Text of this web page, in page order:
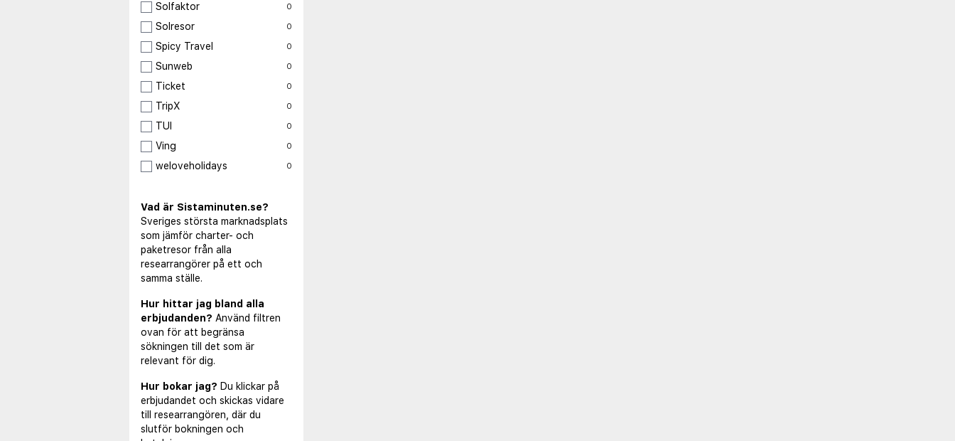
Solfaktor 0
Solresor 0
Spicy Travel 0
Sunweb 0
Ticket 0
TripX 0
TUI 0
Ving 0
weloveholidays 0
Vad är Sistaminuten.se?
Sveriges största marknadsplats
som jämför charter- och
paketresor från alla
researrangörer på ett och
samma ställe.
Hur hittar jag bland alla
erbjudanden? Använd filtren
ovan för att begränsa
sökningen till det som är
relevant för dig.
Hur bokar jag? Du klickar på
erbjudandet och skickas vidare
till researrangören, där du
slutför bokningen och